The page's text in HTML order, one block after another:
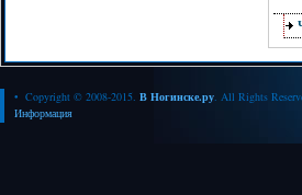
• Copyright © 2008-2015. В Ногинске.ру. All Rights
Информация